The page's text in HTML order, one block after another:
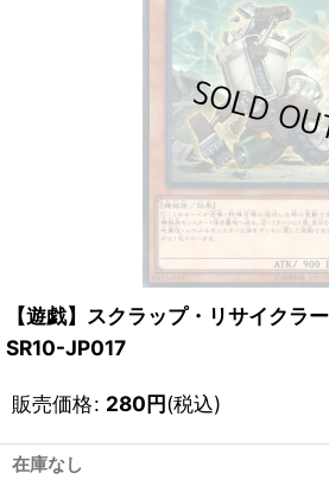
【遊戯】スクラップ・リサイクラ
SR10-JP017
販売価格: 280円(税込)
在庫なし